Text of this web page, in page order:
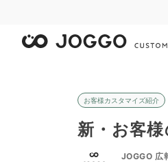
お客様カスタマイズ紹介
新・お客
JOGGO 広